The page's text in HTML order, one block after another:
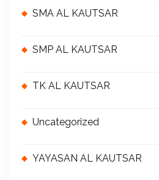
SMA AL KAUTSAR
SMP AL KAUTSAR
TK AL KAUTSAR
Uncategorized
YAYASAN AL KAUTSAR